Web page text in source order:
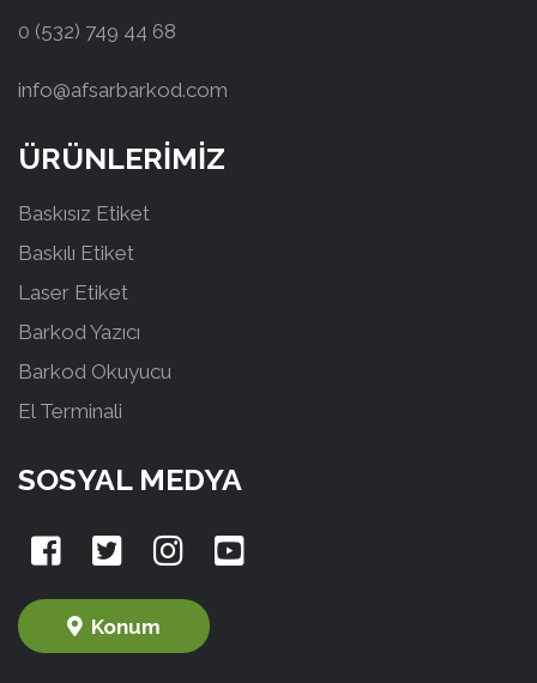
0 (532) 749 44 68
info@afsarbarkod.com
ÜRÜNLERİMİZ
Baskısız Etiket
Baskılı Etiket
Laser Etiket
Barkod Yazıcı
Barkod Okuyucu
El Terminali
SOSYAL MEDYA
Konum